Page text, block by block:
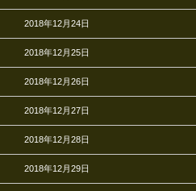
2018年12月24日
2018年12月25日
2018年12月26日
2018年12月27日
2018年12月28日
2018年12月29日